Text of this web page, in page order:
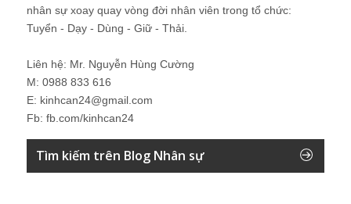
nhân sự xoay quay vòng đời nhân viên trong tổ chức:
Tuyển - Dạy - Dùng - Giữ - Thải.
Liên hệ: Mr. Nguyễn Hùng Cường
M: 0988 833 616
E: kinhcan24@gmail.com
Fb: fb.com/kinhcan24
Tìm kiếm trên Blog Nhân sự